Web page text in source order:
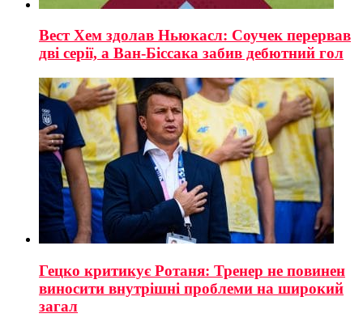
Вест Хем здолав Ньюкасл: Соучек перервав
дві серії, а Ван-Біссака забив дебютний гол
Гецко критикує Ротаня: Тренер не повинен
виносити внутрішні проблеми на широкий
загал